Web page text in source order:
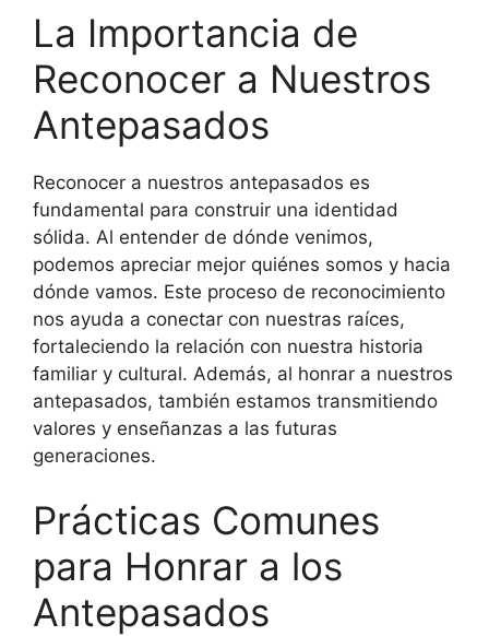
La Importancia de
Reconocer a Nuestros
Antepasados
Reconocer a nuestros antepasados es
fundamental para construir una identidad
sólida. Al entender de dónde venimos,
podemos apreciar mejor quiénes somos y hacia
dónde vamos. Este proceso de reconocimiento
nos ayuda a conectar con nuestras raíces,
fortaleciendo la relación con nuestra historia
familiar y cultural. Además, al honrar a nuestros
antepasados, también estamos transmitiendo
valores y enseñanzas a las futuras
generaciones.
Prácticas Comunes
para Honrar a los
Antepasados